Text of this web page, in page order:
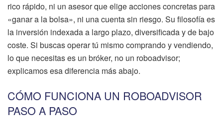
rico rápido, ni un asesor que elige acciones concretas para
«ganar a la bolsa», ni una cuenta sin riesgo. Su filosofía es
la inversión indexada a largo plazo, diversificada y de bajo
coste. Si buscas operar tú mismo comprando y vendiendo,
lo que necesitas es un bróker, no un roboadvisor;
explicamos esa diferencia más abajo.
CÓMO FUNCIONA UN ROBOADVISOR
PASO A PASO